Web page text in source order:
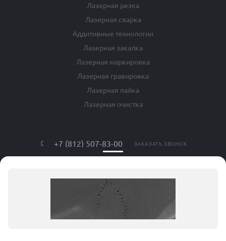
Лазерная резка
Лазерная сварка
Аддитивные технологии
Лазерная закалка
Лазерная маркировка
Лазерная гравировка
Лазерная пайка
Лазерная очистка
+7 (812) 507-83-00 ЗАКАЗАТЬ ЗВОНОК
г. Санкт-Петербург, ул. Яблочкова, дом
№ 20, литер Я, оф. 408